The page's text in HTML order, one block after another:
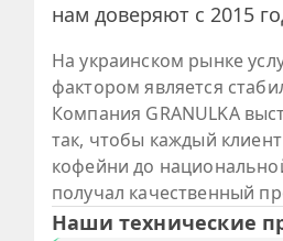
нам доверяют с 2015
На украинском рынке
фактором является
Компания GRANULKA
так, чтобы каждый
кофейни до
получал качественный
Наши технические